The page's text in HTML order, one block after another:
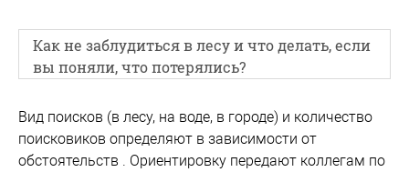
Как не заблудиться в лесу и что делать, если
вы поняли, что потерялись?
Вид поисков (в лесу, на воде, в городе) и количество
поисковиков определяют в зависимости от
обстоятельств . Ориентировку передают коллегам по